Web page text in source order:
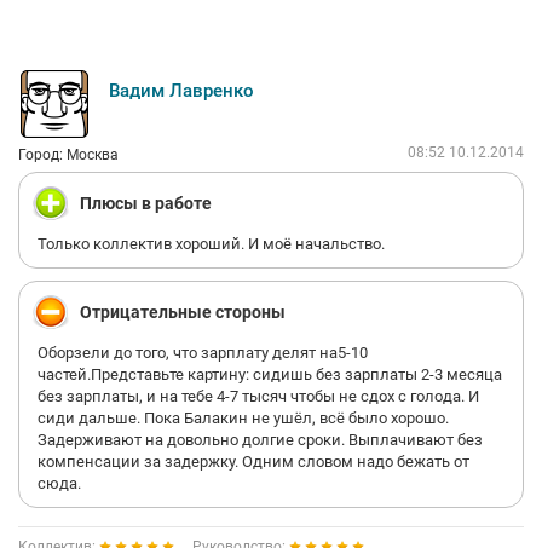
Вадим Лавренко
Город: Москва 08:52 10.12.2014
Плюсы в работе
Только коллектив хороший. И моё начальство.
Отрицательные стороны
Оборзели до того, что зарплату делят на5-10
частей.Представьте картину: сидишь без зарплаты 2-3 месяца
без зарплаты, и на тебе 4-7 тысяч чтобы не сдох с голода. И
сиди дальше. Пока Балакин не ушёл, всё было хорошо.
Задерживают на довольно долгие сроки. Выплачивают без
компенсации за задержку. Одним словом надо бежать от
сюда.